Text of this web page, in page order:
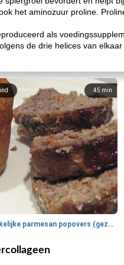
het aminozuur proline.
als
de drie helices van
45 min
smakelijke parmesan popovers (gezonder!)